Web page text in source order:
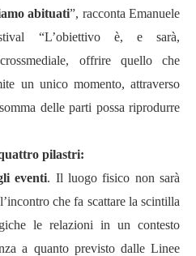
abituati”, racconta Emanuele
“L’obiettivo è, e sarà,
offrire quello che
un unico momento, attraverso
delle parti possa riprodurre
pilastri:
eventi. Il luogo fisico non sarà
che fa scattare la scintilla
le relazioni in un contesto
a quanto previsto dalle Linee